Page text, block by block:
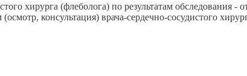
хирурга (флеболога) по результатам обследования
консультация) врача-сердечно-сосудистого